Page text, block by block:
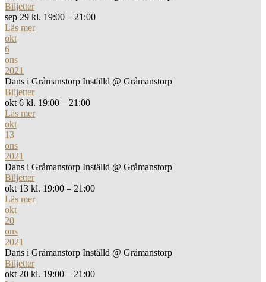
Biljetter
sep 29 kl. 19:00 – 21:00
Läs mer
okt
6
ons
2021
Dans i Gråmanstorp Inställd @ Gråmanstorp
Biljetter
okt 6 kl. 19:00 – 21:00
Läs mer
okt
13
ons
2021
Dans i Gråmanstorp Inställd @ Gråmanstorp
Biljetter
okt 13 kl. 19:00 – 21:00
Läs mer
okt
20
ons
2021
Dans i Gråmanstorp Inställd @ Gråmanstorp
Biljetter
okt 20 kl. 19:00 – 21:00